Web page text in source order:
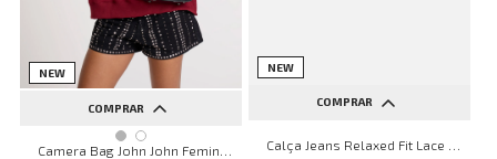
NEW
COMPRAR
UN
NEW
COMPRAR
32 34 36 38
40